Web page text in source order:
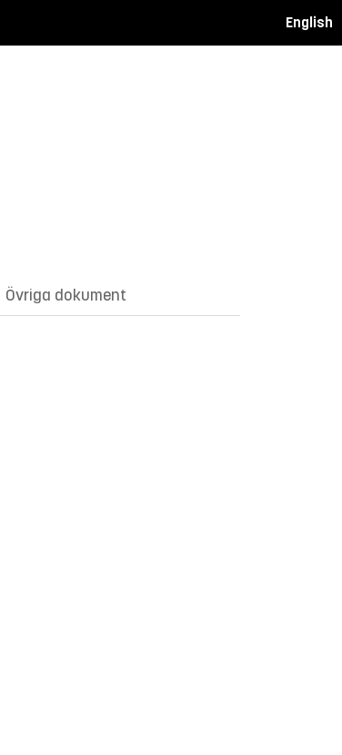
English
Övriga dokument